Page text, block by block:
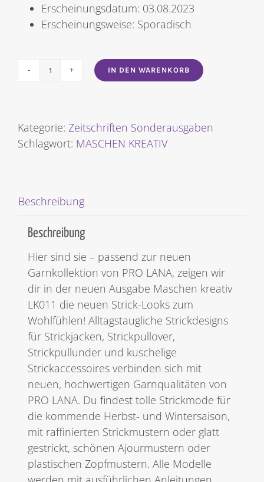
Erscheinungsdatum: 03.08.2023
Erscheinungsweise: Sporadisch
MASCHEN
Menge
IN DEN WARENKORB
Kategorie: Zeitschriften Sonderausgaben
Schlagwort: MASCHEN KREATIV
Beschreibung
Beschreibung
Hier sind sie – passend zur neuen
Garnkollektion von PRO LANA, zeigen wir
dir in der neuen Ausgabe Maschen kreativ
LK011 die neuen Strick-Looks zum
Wohlfühlen! Alltagstaugliche Strickdesigns
für Strickjacken, Strickpullover,
Strickpullunder und kuschelige
Strickaccessoires verbinden sich mit
neuen, hochwertigen Garnqualitäten von
PRO LANA. Du findest tolle Strickmode für
die kommende Herbst- und Wintersaison,
mit raffinierten Strickmustern oder glatt
gestrickt, schönen Ajourmustern oder
plastischen Zopfmustern. Alle Modelle